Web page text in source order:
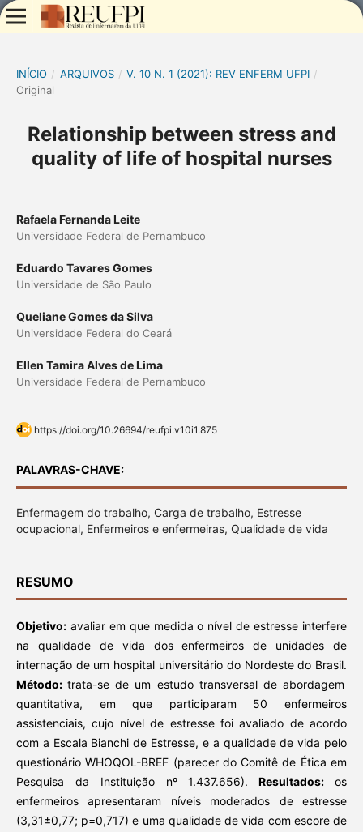
INÍCIO / ARQUIVOS / V. 10 N. 1 (2021): REV ENFERM UFPI /
Original
Relationship between stress and
quality of life of hospital nurses
Rafaela Fernanda Leite
Universidade Federal de Pernambuco
Eduardo Tavares Gomes
Universidade de São Paulo
Queliane Gomes da Silva
Universidade Federal do Ceará
Ellen Tamira Alves de Lima
Universidade Federal de Pernambuco
https://doi.org/10.26694/reufpi.v10i1.875
PALAVRAS-CHAVE:
Enfermagem do trabalho, Carga de trabalho, Estresse
ocupacional, Enfermeiros e enfermeiras, Qualidade de vida
RESUMO
Objetivo:avaliar em que medida o nível de estresse interfere
na qualidade de vida dos enfermeiros de unidades de
internação de um hospital universitário do Nordeste do Brasil.
Método:trata-se de um estudo transversal de abordagem
quantitativa, em que participaram 50 enfermeiros
assistenciais, cujo nível de estresse foi avaliado de acordo
com a Escala Bianchi de Estresse, e a qualidade de vida pelo
questionário WHOQOL-BREF (parecer do Comitê de Ética em
Pesquisa da Instituição nº 1.437.656). Resultados:os
enfermeiros apresentaram níveis moderados de estresse
(3,31±0,77; p=0,717) e uma qualidade de vida com escore de